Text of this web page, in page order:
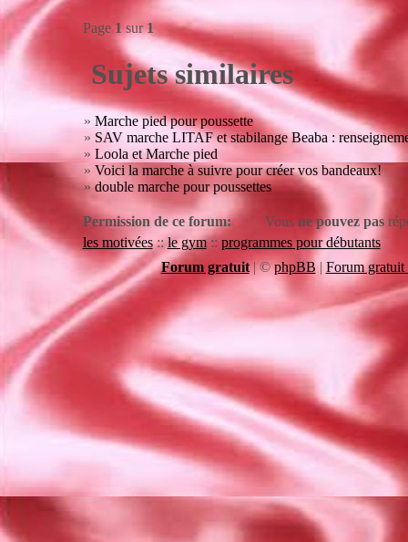
Page 1sur1
Sujets similaires
» Marche pied pour poussette
» SAV marche LITAF et stabilange Beaba :
» Loola et Marche pied
» Voici la marche à suivre pour créer vos bandeaux!
»double marche pour poussettes
Permission de ce forum: Vous ne pouvez pas
les motivées::le gym:: programmes pour débutants
Forum gratuit|© phpBB | Forum gratuit